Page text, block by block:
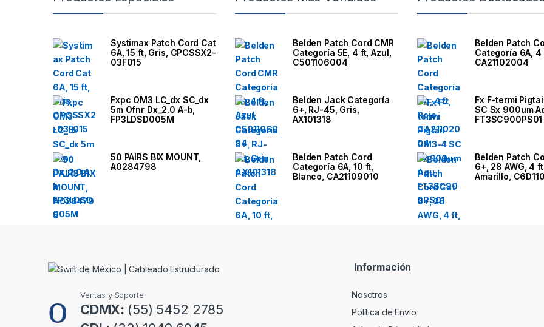
Systimax Patch Cord Cat
6A, 15 ft, Gris, CPCSSX2-
03F015
Fxpc OM3 LC_dx SC_dx
5m Ofnr Dx_2.0 A-b,
FP3LDSD005M
50 PAIRS BIX MOUNT,
A0284798
Belden Patch Cord CMR
Categoría 5E, 4 ft, Azul,
C501106004
Belden Jack Categoría
6+, RJ-45, Gris,
AX101318
Belden Patch Cord
Categoría 6A, 10 ft,
Blanco, CA21109010
Belden Patch
Categoría 6A, 4
CA21102004
Fx F-termi
SC Sx 900um
FT3SC900PS01
Belden Patch
6+, 28 AWG, 4 ft,
Amarillo,
Ventas y Soporte
CDMX: (55) 5452 2785
Información
Nosotros
Política de Envío